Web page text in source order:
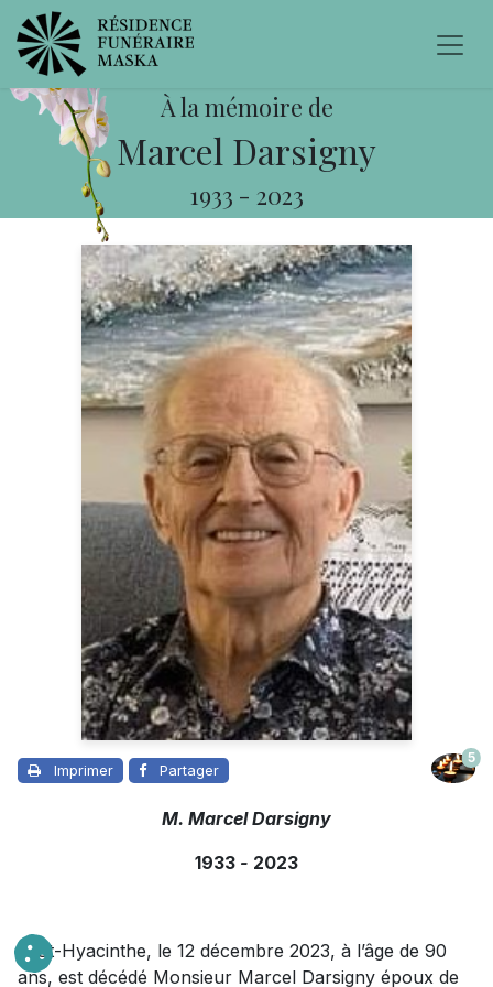
À la mémoire de
Marcel Darsigny
1933 - 2023
Imprimer Partager
5
M. Marcel Darsigny
1933 - 2023
À St-Hyacinthe, le 12 décembre 2023, à l’âge de 90
ans, est décédé Monsieur Marcel Darsigny époux de